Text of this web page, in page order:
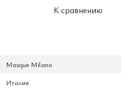
К сравнению
Masque Milano
Италия